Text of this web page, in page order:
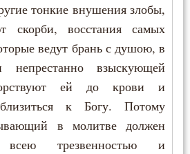
тонкие внушения злобы,
скорби, восстания самых
ведут брань с душою, в
непрестанно взыскующей
ей до крови и
к Богу. Потому
в молитве должен
трезвенностью и